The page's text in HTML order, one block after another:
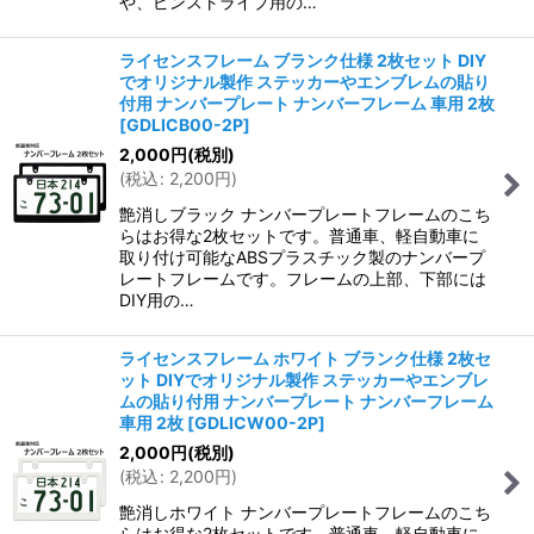
ライセンスフレーム ブランク仕様 2枚セット DIY
でオリジナル製作 ステッカーやエンブレムの貼り
付用 ナンバープレート ナンバーフレーム 車用 2枚
[GDLICB00-2P]
2,000円(税別)
(税込: 2,200円)
艶消しブラック ナンバープレートフレームのこち
らはお得な2枚セットです。普通車、軽自動車に
取り付け可能なABSプラスチック製のナンバープ
レートフレームです。フレームの上部、下部には
DIY用の…
ライセンスフレーム ホワイト ブランク仕様 2枚セ
ット DIYでオリジナル製作 ステッカーやエンブレ
ムの貼り付用 ナンバープレート ナンバーフレーム
車用 2枚 [GDLICW00-2P]
2,000円(税別)
(税込: 2,200円)
艶消しホワイト ナンバープレートフレームのこち